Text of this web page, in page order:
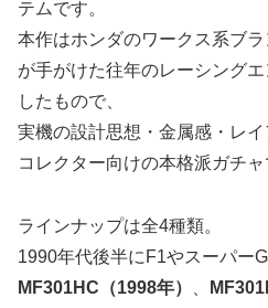
テムです。
本作はホンダのワークス系ブラ
が手がけた往年のレーシング
したもので、
実機の設計思想・金属感・レイ
コレクター向けの本格派ガチャ
ラインナップは全4種類。
1990年代後半にF1やスーパー
MF301HC（1998年）